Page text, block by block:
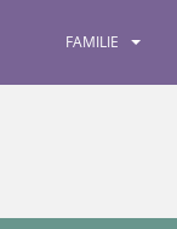
FAMILIE